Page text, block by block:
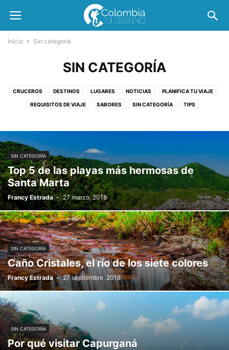
Inicio Sin categoría
SIN CATEGORÍA
CRUCEROS DESTINOS LUGARES NOTICIAS PLANIFICA TU VIAJE
REQUISITOS DE VIAJE SABORES SIN CATEGORÍA TIPS
SIN CATEGORÍA
Top 5 de las playas más hermosas de
Santa Marta
Francy Estrada - 27 marzo, 2018
SIN CATEGORÍA
Caño Cristales, el río de los siete colores
Francy Estrada - 27 septiembre, 2018
SIN CATEGORÍA
Por qué visitar Capurganá